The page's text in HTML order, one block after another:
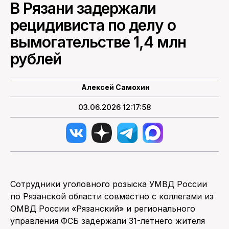
ПОИСК ПО САЙТУ
В Рязани задержали
рецидивиста по делу о
вымогательстве 1,4 млн
рублей
Алексей Самохин
03.06.2026 12:17:58
Сотрудники уголовного розыска УМВД России
по Рязанской области совместно с коллегами из
ОМВД России «Рязанский» и регионального
управления ФСБ задержали 31-летнего жителя